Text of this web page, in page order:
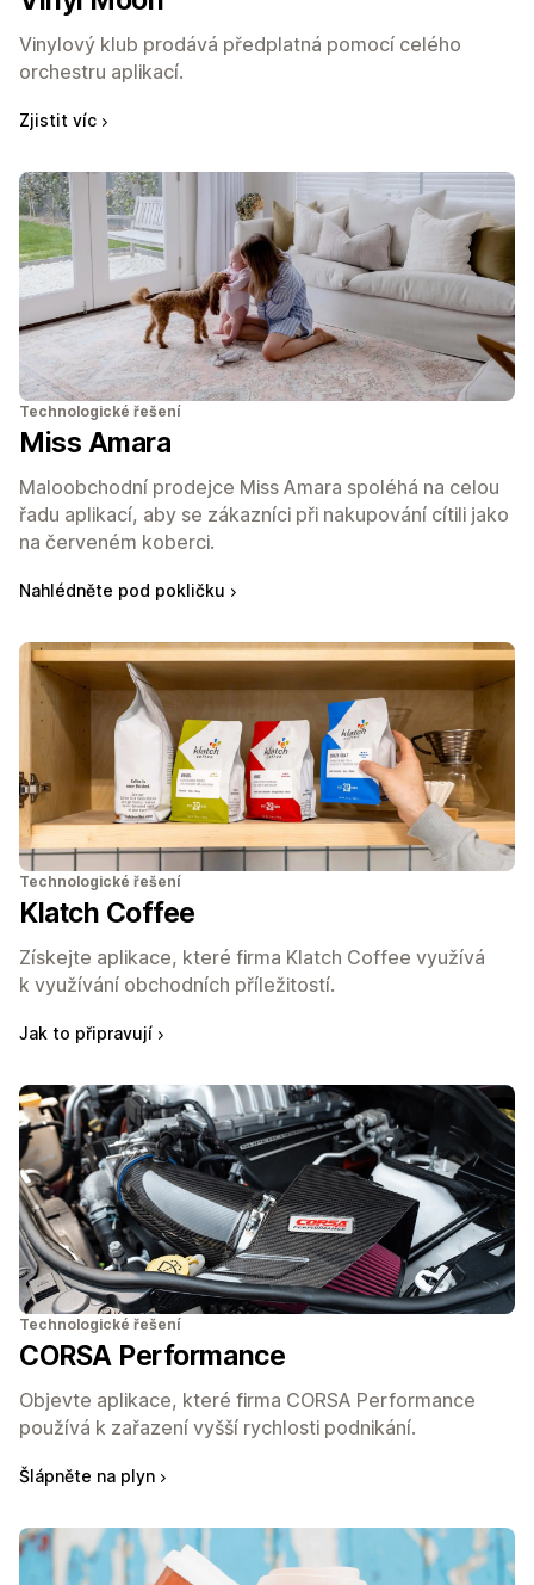
Vinylový klub prodává předplatná pomocí celého
orchestru aplikací.
Zjistit víc
Technologické řešení
Miss Amara
Maloobchodní prodejce Miss Amara spoléhá na celou
řadu aplikací, aby se zákazníci při nakupování cítili jako
na červeném koberci.
Nahlédněte pod pokličku
Technologické řešení
Klatch Coffee
Získejte aplikace, které firma Klatch Coffee využívá
k využívání obchodních příležitostí.
Jak to připravují
Technologické řešení
CORSA Performance
Objevte aplikace, které firma CORSA Performance
používá k zařazení vyšší rychlosti podnikání.
Šlápněte na plyn